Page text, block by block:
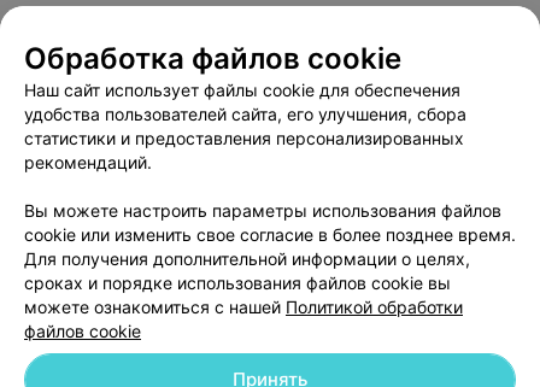
Пользовательское соглашение
Способы оплаты
Вакансии
Партнеры
Написать руководителю 103.by
Обработка персональных данных
Обработка файлов cookie
Наш сайт использует файлы cookie для обеспечения
удобства пользователей сайта, его улучшения, сбора
статистики и предоставления персонализированных
рекомендаций.
Вы можете настроить параметры использования файлов
cookie или изменить свое согласие в более позднее время.
Для получения дополнительной информации о целях,
сроках и порядке использования файлов cookie вы
можете ознакомиться с нашей Политикой обработки
файлов cookie
Принять